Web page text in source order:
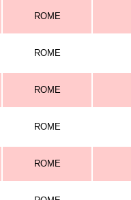
ROME
ROME
ROME
ROME
ROME